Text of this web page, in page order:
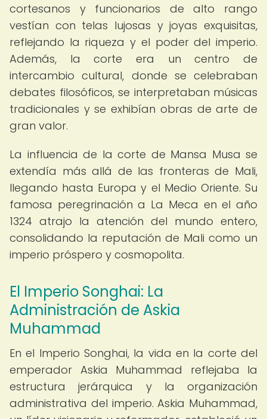
cortesanos y funcionarios de alto rango
vestían con telas lujosas y joyas exquisitas,
reflejando la riqueza y el poder del imperio.
Además, la corte era un centro de
intercambio cultural, donde se celebraban
debates filosóficos, se interpretaban músicas
tradicionales y se exhibían obras de arte de
gran valor.
La influencia de la corte de Mansa Musa se
extendía más allá de las fronteras de Mali,
llegando hasta Europa y el Medio Oriente. Su
famosa peregrinación a La Meca en el año
1324 atrajo la atención del mundo entero,
consolidando la reputación de Mali como un
imperio próspero y cosmopolita.
El Imperio Songhai: La
Administración de Askia
Muhammad
En el Imperio Songhai, la vida en la corte del
emperador Askia Muhammad reflejaba la
estructura jerárquica y la organización
administrativa del imperio. Askia Muhammad,